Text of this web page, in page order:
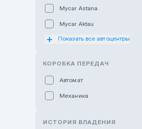
Mycar Astana
Mycar Aktau
Mycar Uralsk
Показать все автоцентры
КОРОБКА ПЕРЕДАЧ
Автомат
Механика
ИСТОРИЯ ВЛАДЕНИЯ